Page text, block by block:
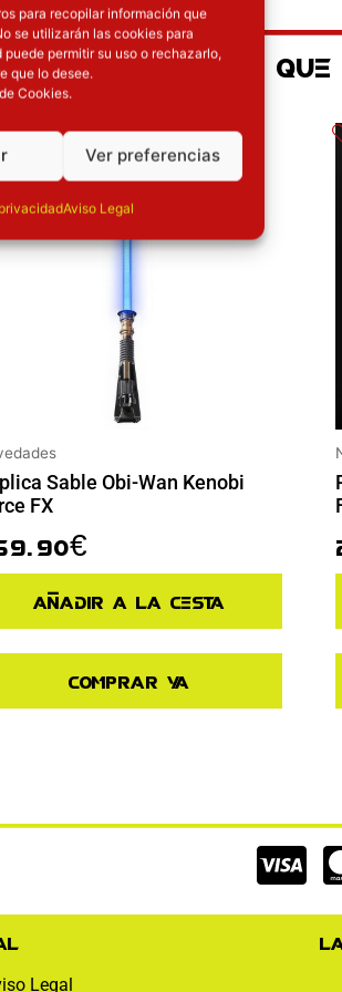
para recopilar información que
se utilizarán las cookies para
permitir su uso o rechazarlo,
que lo desee.
Cookies.
Ver preferencias
Aviso Legal
PRODUCTOS
Inicie sesión
Sable Obi-Wan Kenobi
FX
€
Añadir a la cesta
Comprar ya
Legal